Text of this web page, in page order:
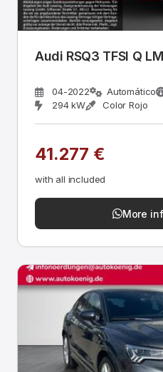
Audi RSQ3 TFSI Q
04-2022 Automático
294 kW
Color Rojo
41.277 €
with all included
More